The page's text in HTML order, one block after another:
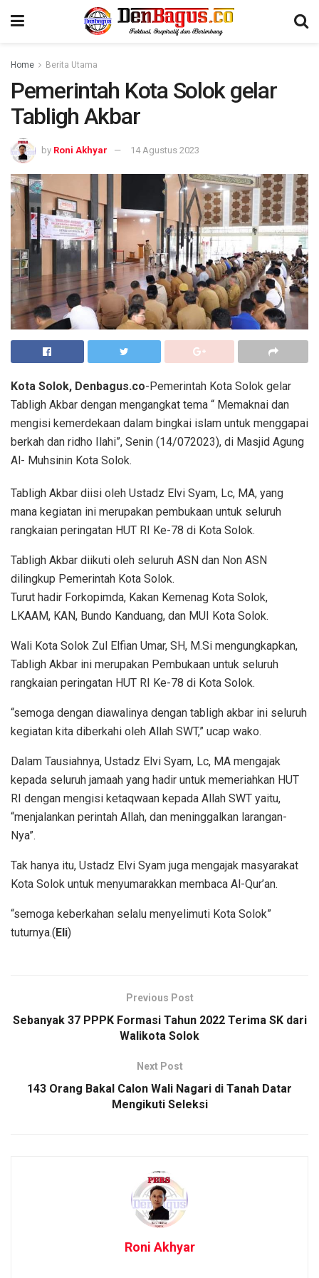
Home Berita Utama
Pemerintah Kota Solok gelar
Tabligh Akbar
by Roni Akhyar 14 Agustus 2023
Kota Solok, Denbagus.co-Pemerintah Kota Solok gelar
Tabligh Akbar dengan mengangkat tema “ Memaknai dan
mengisi kemerdekaan dalam bingkai islam untuk menggapai
berkah dan ridho Ilahi”, Senin (14/072023), di Masjid Agung
Al- Muhsinin Kota Solok.
Tabligh Akbar diisi oleh Ustadz Elvi Syam, Lc, MA, yang
mana kegiatan ini merupakan pembukaan untuk seluruh
rangkaian peringatan HUT RI Ke-78 di Kota Solok.
Tabligh Akbar diikuti oleh seluruh ASN dan Non ASN
dilingkup Pemerintah Kota Solok.
Turut hadir Forkopimda, Kakan Kemenag Kota Solok,
LKAAM, KAN, Bundo Kanduang, dan MUI Kota Solok.
Wali Kota Solok Zul Elfian Umar, SH, M.Si mengungkapkan,
Tabligh Akbar ini merupakan Pembukaan untuk seluruh
rangkaian peringatan HUT RI Ke-78 di Kota Solok.
“semoga dengan diawalinya dengan tabligh akbar ini seluruh
kegiatan kita diberkahi oleh Allah SWT,” ucap wako.
Dalam Tausiahnya, Ustadz Elvi Syam, Lc, MA mengajak
kepada seluruh jamaah yang hadir untuk memeriahkan HUT
RI dengan mengisi ketaqwaan kepada Allah SWT yaitu,
“menjalankan perintah Allah, dan meninggalkan larangan-
Nya”.
Tak hanya itu, Ustadz Elvi Syam juga mengajak masyarakat
Kota Solok untuk menyumarakkan membaca Al-Qur’an.
“semoga keberkahan selalu menyelimuti Kota Solok”
tuturnya.(Eli)
Previous Post
Sebanyak 37 PPPK Formasi Tahun 2022 Terima SK dari
Walikota Solok
Next Post
143 Orang Bakal Calon Wali Nagari di Tanah Datar
Mengikuti Seleksi
Roni Akhyar